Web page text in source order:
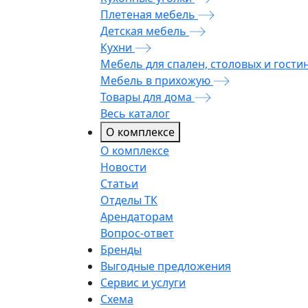
Плетеная мебель
Детская мебель
Кухни
Мебель для спален, столовых и
Мебель в прихожую
Товары для дома
Весь каталог
О комплексе
О комплексе
Новости
Статьи
Отделы ТК
Арендаторам
Вопрос-ответ
Бренды
Выгодные предложения
Сервис и услуги
Схема